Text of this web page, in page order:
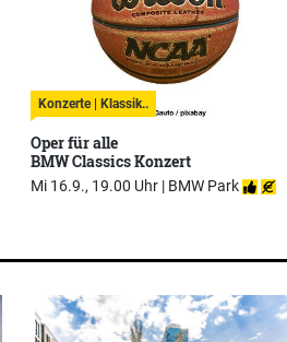
Konzerte | Klassik..
Oper für alle
BMW Classics Konzert
Mi 16.9., 19.00 Uhr | BMW Park